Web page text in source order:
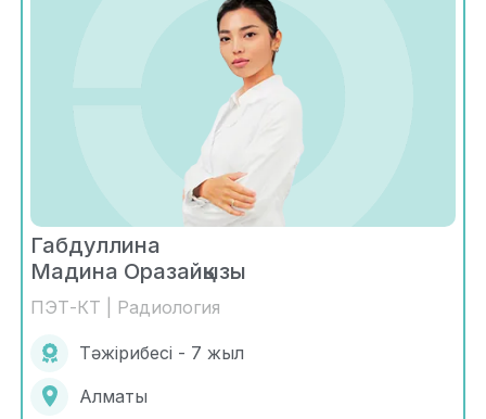
Габдуллина
Мадина Оразайқызы
ПЭТ-КТ | Радиология
Тәжірибесі - 7 жыл
Алматы